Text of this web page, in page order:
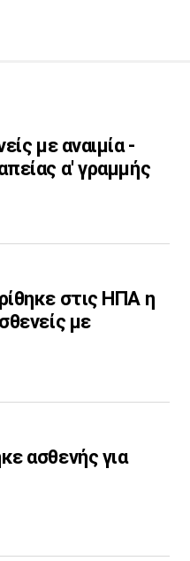
με αναιμία -
α' γραμμής
στις ΗΠΑ η
με
ασθενής για